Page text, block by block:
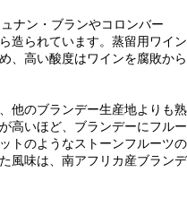
ナン・ブランやコロンバー
造られています。蒸留用ワイン
、高い酸度はワインを腐敗から
他のブランデー生産地よりも熟
高いほど、ブランデーにフルー
トのようなストーンフルーツの
風味は、南アフリカ産ブランデ